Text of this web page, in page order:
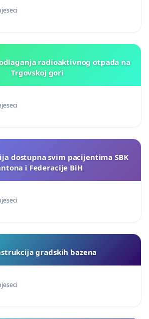
radioaktivnog otpada na
Trgovskoj gori
dostupna svim pacijentima SBK
i Federacije BiH
gradskih bazena